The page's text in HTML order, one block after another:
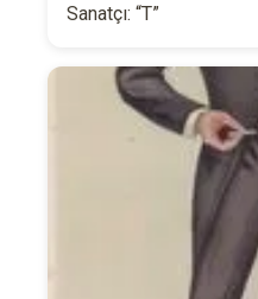
Sanatçı: “T”